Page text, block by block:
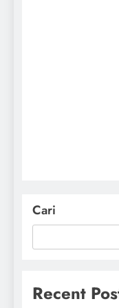
Cari
Recent